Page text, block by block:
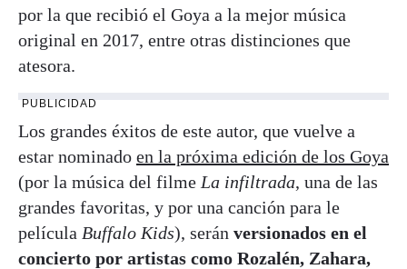
por la que recibió el Goya a la mejor música
original en 2017, entre otras distinciones que
atesora.
PUBLICIDAD
Los grandes éxitos de este autor, que vuelve a
estar nominado en la próxima edición de los Goya
(por la música del filme La infiltrada, una de las
grandes favoritas, y por una canción para le
película Buffalo Kids), serán versionados en el
concierto por artistas como Rozalén, Zahara,